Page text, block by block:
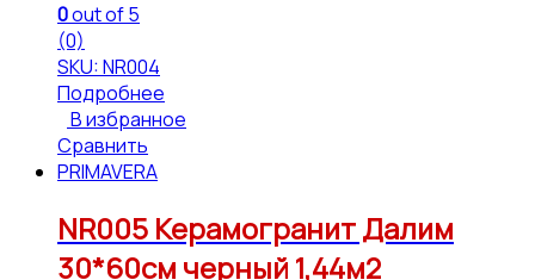
0out of 5
(0)
SKU: NR004
Подробнее
В избранное
Сравнить
PRIMAVERA
NR005 Керамогранит Далим
30*60см черный 1,44м2